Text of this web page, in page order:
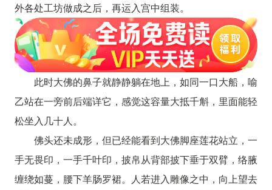
外各处工坊做成之后，再运入宫中组装。
此时大佛的鼻子就静静躺在地上，如同一口大船，喻
乙站在一旁前后端详它，感觉这容量大抵千斛，里面能轻
松坐入几十人。
佛头还未成形，但已经能看到大佛脚座莲花站立，一
手无畏印，一手千叶印，披帛从背部披下垂于双臂，络腋
缠绕如蔓，腰下羊肠罗裙。人若进入雕像之中，向上望去